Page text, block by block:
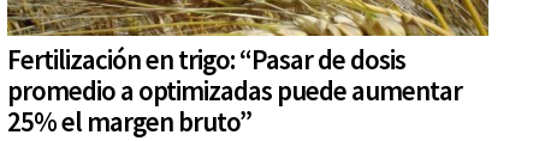
Fertilización en trigo: “Pasar de dosis
promedio a optimizadas puede aumentar
25% el margen bruto”